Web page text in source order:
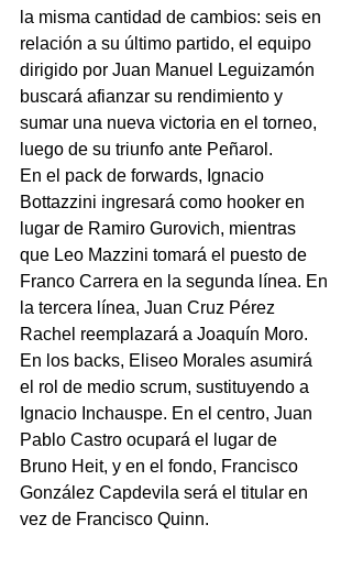
la misma cantidad de cambios: seis en
relación a su último partido, el equipo
dirigido por Juan Manuel Leguizamón
buscará afianzar su rendimiento y
sumar una nueva victoria en el torneo,
luego de su triunfo ante Peñarol.
En el pack de forwards, Ignacio
Bottazzini ingresará como hooker en
lugar de Ramiro Gurovich, mientras
que Leo Mazzini tomará el puesto de
Franco Carrera en la segunda línea. En
la tercera línea, Juan Cruz Pérez
Rachel reemplazará a Joaquín Moro.
En los backs, Eliseo Morales asumirá
el rol de medio scrum, sustituyendo a
Ignacio Inchauspe. En el centro, Juan
Pablo Castro ocupará el lugar de
Bruno Heit, y en el fondo, Francisco
González Capdevila será el titular en
vez de Francisco Quinn.